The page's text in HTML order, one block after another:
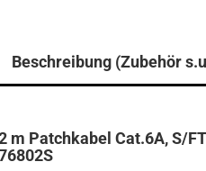
Beschreibung (Zubehör
m Patchkabel Cat.6A, S/